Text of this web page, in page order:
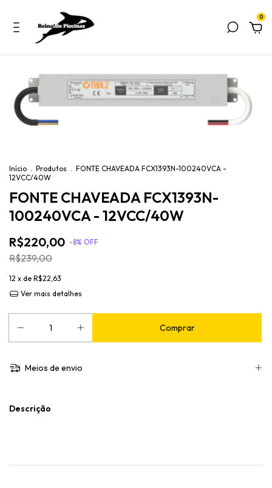
0
Início . Produtos . FONTE CHAVEADA FCX1393N-100240VCA -
12VCC/40W
FONTE CHAVEADA FCX1393N-
100240VCA - 12VCC/40W
R$220,00 -8% OFF
R$239,00
12 x de R$22,63
Ver mais detalhes
Meios de envio
Descrição